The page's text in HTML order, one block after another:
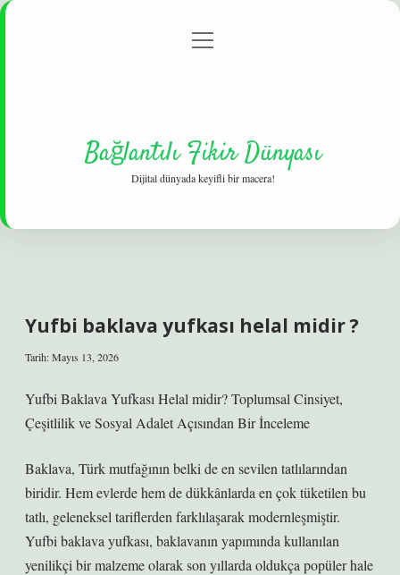
Gizlilik Politikası
menüyü
Bağlantılı Fikir Dünyası
Dijital dünyada keyifli bir macera!
Yufbi baklava yufkası helal midir ?
Tarih: Mayıs 13, 2026
Yufbi Baklava Yufkası Helal midir? Toplumsal Cinsiyet,
Çeşitlilik ve Sosyal Adalet Açısından Bir İnceleme
Baklava, Türk mutfağının belki de en sevilen tatlılarından
biridir. Hem evlerde hem de dükkânlarda en çok tüketilen bu
tatlı, geleneksel tariflerden farklılaşarak modernleşmiştir.
Yufbi baklava yufkası, baklavanın yapımında kullanılan
yenilikçi bir malzeme olarak son yıllarda oldukça popüler hale